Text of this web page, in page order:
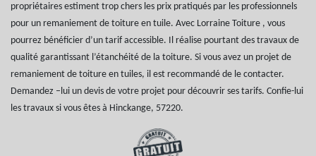
propriétaires estiment trop chers les prix pratiqués par les professionnels
pour un remaniement de toiture en tuile. Avec Lorraine Toiture , vous
pourrez bénéficier d’un tarif accessible. Il réalise pourtant des travaux de
qualité garantissant l’étanchéité de la toiture. Si vous avez un projet de
remaniement de toiture en tuiles, il est recommandé de le contacter.
Demandez –lui un devis de votre projet pour découvrir ses tarifs. Confie-lui
les travaux si vous êtes à Hinckange, 57220.